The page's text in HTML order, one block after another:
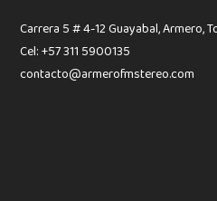
Carrera 5 # 4-12 Guayabal, Armero,
Cel: +57 311 5900135
contacto@armerofmstereo.com